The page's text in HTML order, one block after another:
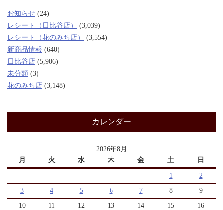
お知らせ (24)
レシート（日比谷店）
(3,039)
レシート（花のみち店）
(3,554)
新商品情報 (640)
日比谷店 (5,906)
未分類 (3)
花のみち店 (3,148)
カレンダー
2026年8月
月
火 水 木 金 土 日
1
2
3
4 5 6 7 8
9
10
11 12 13 14 15
16